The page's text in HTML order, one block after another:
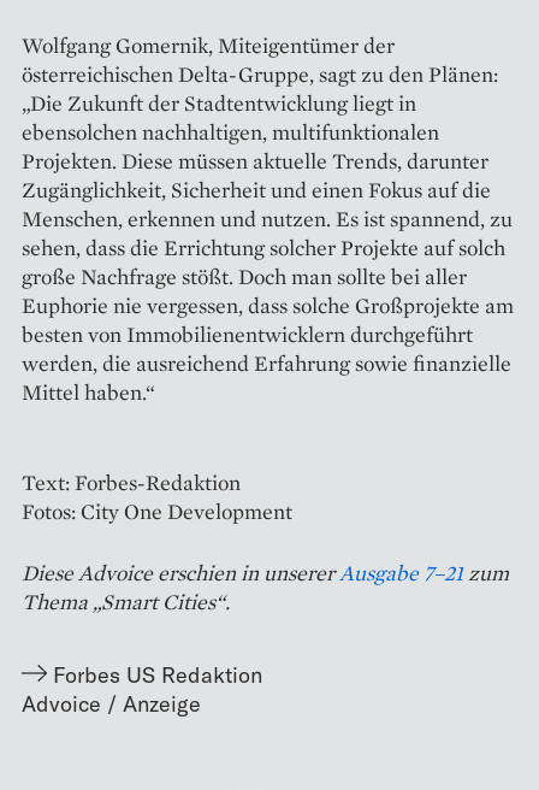
Wolfgang Gomernik, Miteigentümer der
österreichischen Delta-­Gruppe, sagt zu den Plänen:
„Die Zukunft der Stadtentwicklung liegt in
ebensolchen nachhaltigen, multifunktionalen
Projekten. Diese müssen aktuelle Trends, darunter
Zugänglichkeit, Sicherheit und einen Fokus auf die
Menschen, erkennen und nutzen. Es ist spannend, zu
sehen, dass die Errichtung solcher Projekte auf solch
große ­Nachfrage stößt. Doch man sollte bei aller
Euphorie nie vergessen, dass solche Großprojekte am
besten von Immobilienentwicklern durchgeführt
werden, die ausreichend Erfahrung sowie finanzielle
Mittel haben.“
Text: Forbes-Redaktion
Fotos: City One Development
Diese Advoice erschien in unsererAusgabe 7–21 zum
Thema „Smart Cities“.
Forbes US Redaktion